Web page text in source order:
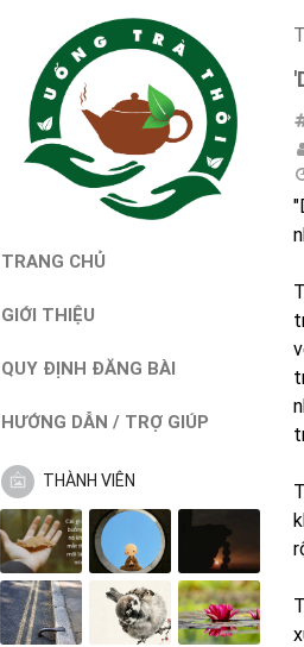
TRANG CHỦ
GIỚI THIỆU
QUY ĐỊNH ĐĂNG BÀI
HƯỚNG DẪN / TRỢ GIÚP
THÀNH VIÊN